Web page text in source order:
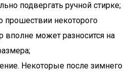
подвергать ручной стирке;
прошествии некоторого
вполне может разносится на
Некоторые после зимнего